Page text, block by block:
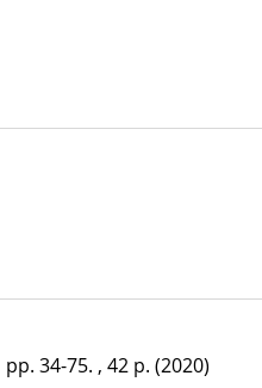
pp. 34-75. , 42 p. (2020)